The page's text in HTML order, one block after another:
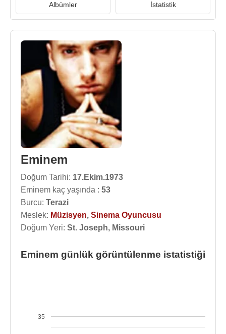
Albümler İstatistik
Eminem
Doğum Tarihi: 17.Ekim.1973
Eminem kaç yaşında : 53
Burcu: Terazi
Meslek: Müzisyen, Sinema Oyuncusu
Doğum Yeri: St. Joseph, Missouri
Eminem günlük görüntülenme istatistiği
35